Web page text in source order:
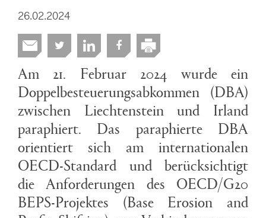
26.02.2024
Am 21. Februar 2024 wurde ein
Doppelbesteuerungsabkommen (DBA)
zwischen Liechtenstein und Irland
paraphiert. Das paraphierte DBA
orientiert sich am internationalen
OECD-Standard und berücksichtigt
die Anforderungen des OECD/G20
BEPS-Projektes (Base Erosion and